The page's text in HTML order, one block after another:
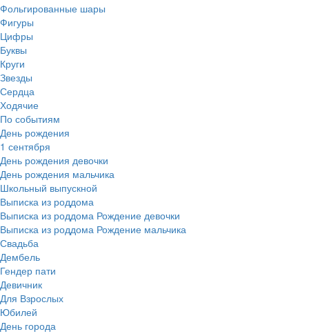
Фольгированные шары
Фигуры
Цифры
Буквы
Круги
Звезды
Сердца
Ходячие
По событиям
День рождения
1 сентября
День рождения девочки
День рождения мальчика
Школьный выпускной
Выписка из роддома
Выписка из роддома Рождение девочки
Выписка из роддома Рождение мальчика
Свадьба
Дембель
Гендер пати
Девичник
Для Взрослых
Юбилей
День города